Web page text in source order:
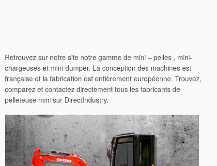
Retrouvez sur notre site notre gamme de mini – pelles , mini-
chargeuses et mini-dumper. La conception des machines est
française et la fabrication est entièrement européenne. Trouvez,
comparez et contactez directement tous les fabricants de
pelleteuse mini sur DirectIndustry.